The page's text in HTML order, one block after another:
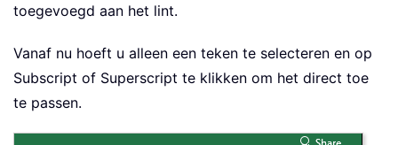
toegevoegd aan het lint.
Vanaf nu hoeft u alleen een teken te selecteren en op
Subscript of Superscript te klikken om het direct toe
te passen.